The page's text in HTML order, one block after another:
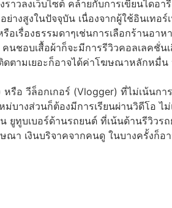
าวลงเว็บไซต์ คล้ายกับการเขียนไดอ
างสูงในปัจจุบัน เนื่องจากผู้ใช้อินเท
อเรื่องธรรมดาๆเช่นการเลือกร้านอ
ชอบเสื้อผ้าก็จะมีการรีวิวคอลเลคชั่
ตามเยอะก็อาจได้ค่าโฆษณาหลักหมื่
รือ วีล็อกเกอร์ (Vlogger) ที่ไม่เน้นก
ม่บางส่วนก็ต้องมีการเรียนผ่านวิดีโอ
ยูทูบเบอร์ด้านรถยนต์ ที่เน้นด้านรีวิว
ณา เงินบริจาคจากคนดู ในบางครั้ง